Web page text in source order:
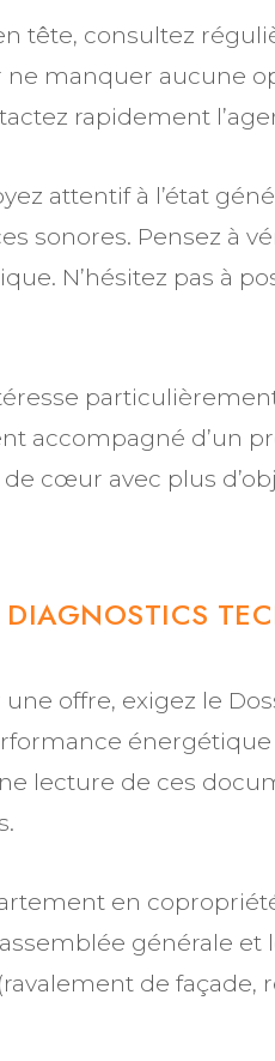
tête, consultez
ne manquer aucune
rapidement
attentif à l’état
sonores. Pensez à
N’hésitez pas à
accompagné d’un
cœur avec plus
DIAGNOSTICS
offre, exigez le
énergétique
lecture de ces
en
générale
de